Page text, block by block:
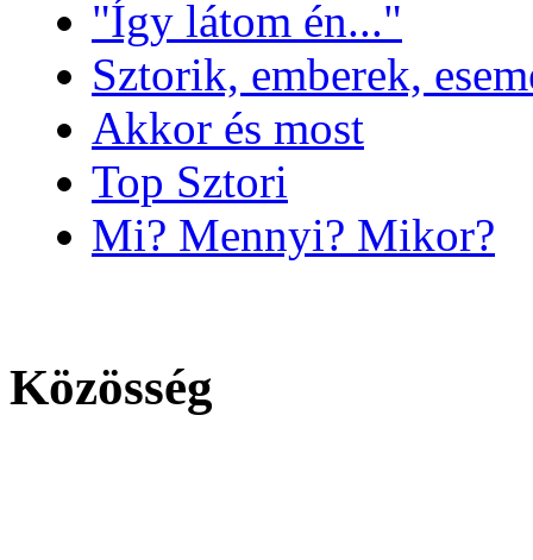
"Így látom én..."
Sztorik, emberek,
Akkor és most
Top Sztori
Mi? Mennyi? Mikor?
Közösség